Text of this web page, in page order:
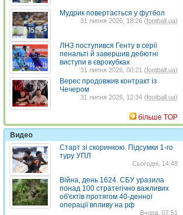
Мудрик повертається у футбол
31 липня 2026, 18:26 (football.ua)
ЛНЗ поступився Генту в серії
пенальті й завершив дебютні
виступи в єврокубках
31 липня 2026, 00:21 (football.ua)
Верес продовжив контракт із
Чечером
31 липня 2026, 12:34 (football.ua)
більше TOP
Видео
Старт зі скоринкою. Підсумки 1-го
туру УПЛ
Сьогодні, 14:48
Війна, день 1624. СБУ уразила
понад 100 стратегічно важливих
об'єктів протягом 40-денної
операції впливу на рф
Вчора, 07:51